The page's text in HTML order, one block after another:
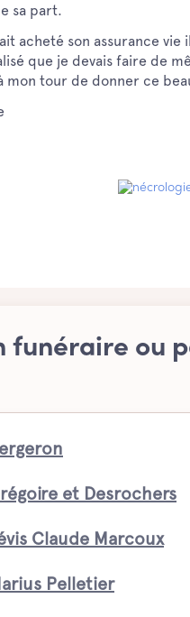
sa part.
acheté son assurance vie
que je devais faire de
mon tour de donner ce
funéraire ou
et Desrochers
Claude Marcoux
Pelletier